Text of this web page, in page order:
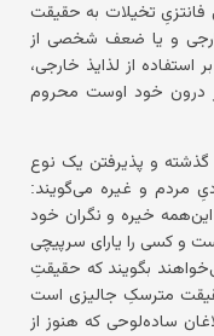
تخیلات به حقیقت
و یا ضعف شخصی از
از لذایذ خارجی،
درون خود اوست محروم
گذشته و پذیرفتن یک نوع
مردم و غیره می‌گویند:
خیره و نگران خود
و کسی را یارای سرپیچی
بگویند که حقیقتِ
مترسکِ جالیزی است
ساده‌لوحی که هنوز از